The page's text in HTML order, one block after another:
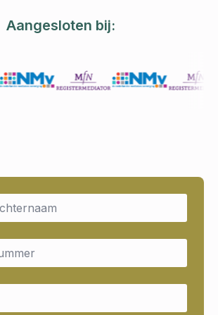
Aangesloten bij: